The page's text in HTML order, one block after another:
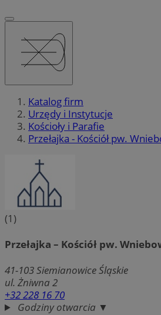
Katalog firm
Urzędy i Instytucje
Kościoły i Parafie
Przełajka - Kościół pw.
(1)
Przełajka – Kościół pw.
41-103Siemianowice Śląskie
ul. Żniwna 2
+32 228 16 70
Godziny otwarcia ▼